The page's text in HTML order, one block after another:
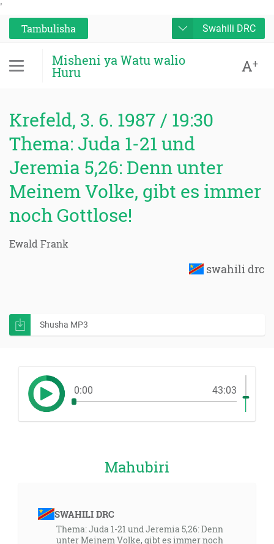
'
Tambulisha
Swahili DRC
Misheni ya Watu walio
Huru A+
Krefeld, 3. 6. 1987 / 19:30
Thema: Juda 1-21 und
Jeremia 5,26: Denn unter
Meinem Volke, gibt es immer
noch Gottlose!
Ewald Frank
swahili drc
Shusha MP3
0:00 43:03
Mahubiri
SWAHILI DRC
Thema: Juda 1-21 und Jeremia 5,26: Denn
unter Meinem Volke, gibt es immer noch